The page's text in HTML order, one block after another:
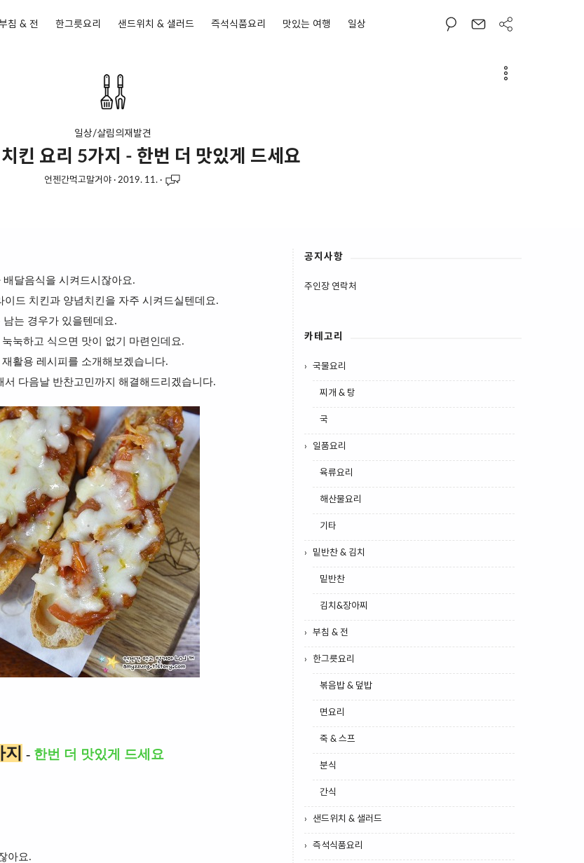
침 & 전 한그릇요리 샌드위치 & 샐러드 즉석식품요리 맛있는 여행 일상
일상/살림의재발견
킨 요리 5가지 - 한번 더 맛있게 드세요
언젠간먹고말거야 · 2019. 11. ·
달음식을 시켜드시잖아요.
드 치킨과 양념치킨을 자주 시켜드실텐데요.
는 경우가 있을텐데요.
눅하고 식으면 맛이 없기 마련인데요.
활용 레시피를 소개해보겠습니다.
다음날 반찬고민까지 해결해드리겠습니다.
- 한번 더 맛있게 드세요
아요.
공지사항
주인장 연락처
카테고리
국물요리
찌개 & 탕
국
일품요리
육류요리
해산물요리
기타
밑반찬 & 김치
밑반찬
김치&장아찌
부침 & 전
한그릇요리
볶음밥 & 덮밥
면요리
죽 & 스프
분식
간식
샌드위치 & 샐러드
즉석식품요리